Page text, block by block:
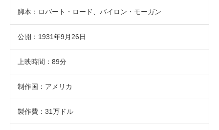
脚本：ロバート・ロード、バイロン・モーガン
公開：1931年9月26日
上映時間：89分
制作国：アメリカ
製作費：31万ドル